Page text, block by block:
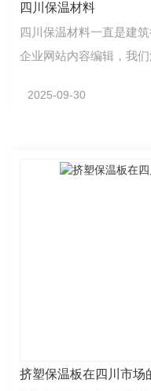
四川保温材料
四川保温材料一直是建
企业网站内容编辑，我
2025-09-30
挤塑保温板在四川市场